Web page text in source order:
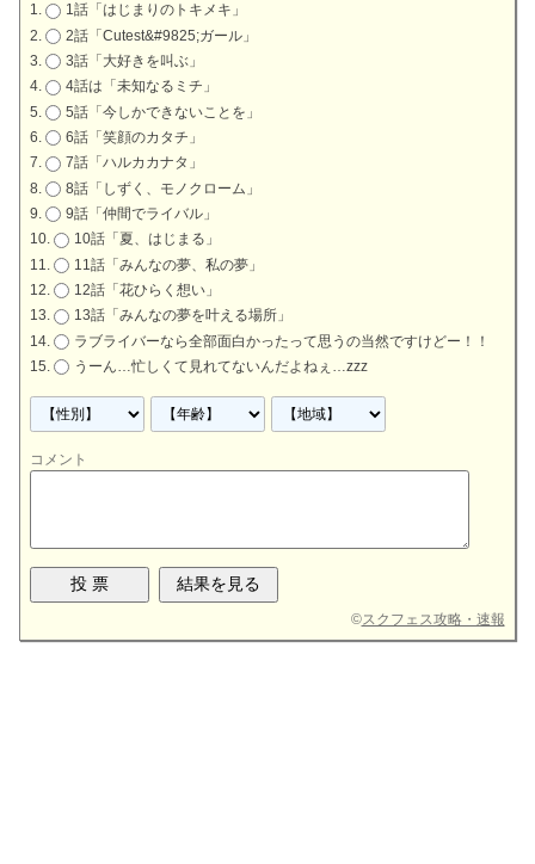
1話「はじまりのトキメキ」
2話「Cutest&#9825;ガール」
3話「大好きを叫ぶ」
4話は「未知なるミチ」
5話「今しかできないことを」
6話「笑顔のカタチ」
7話「ハルカカナタ」
8話「しずく、モノクローム」
9話「仲間でライバル」
10話「夏、はじまる」
11話「みんなの夢、私の夢」
12話「花ひらく想い」
13話「みんなの夢を叶える場所」
ラブライバーなら全部面白かったって思うの当然ですけどー！！
うーん…忙しくて見れてないんだよねぇ…zzz
コメント
©スクフェス攻略・速報